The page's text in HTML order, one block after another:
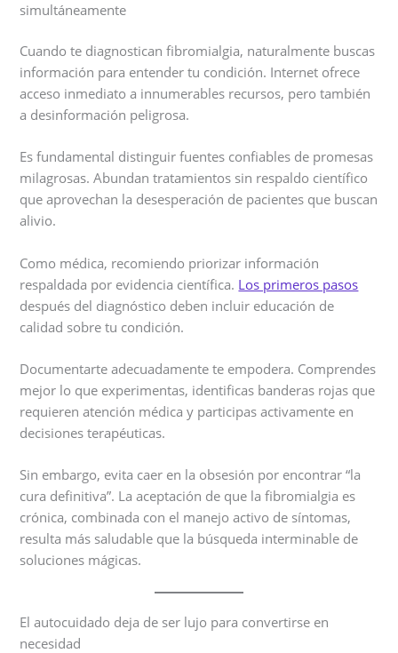
simultáneamente
Cuando te diagnostican fibromialgia, naturalmente buscas
información para entender tu condición. Internet ofrece
acceso inmediato a innumerables recursos, pero también
a desinformación peligrosa.
Es fundamental distinguir fuentes confiables de promesas
milagrosas. Abundan tratamientos sin respaldo científico
que aprovechan la desesperación de pacientes que buscan
alivio.
Como médica, recomiendo priorizar información
respaldada por evidencia científica. Los primeros pasos
después del diagnóstico deben incluir educación de
calidad sobre tu condición.
Documentarte adecuadamente te empodera. Comprendes
mejor lo que experimentas, identificas banderas rojas que
requieren atención médica y participas activamente en
decisiones terapéuticas.
Sin embargo, evita caer en la obsesión por encontrar “la
cura definitiva”. La aceptación de que la fibromialgia es
crónica, combinada con el manejo activo de síntomas,
resulta más saludable que la búsqueda interminable de
soluciones mágicas.
El autocuidado deja de ser lujo para convertirse en
necesidad